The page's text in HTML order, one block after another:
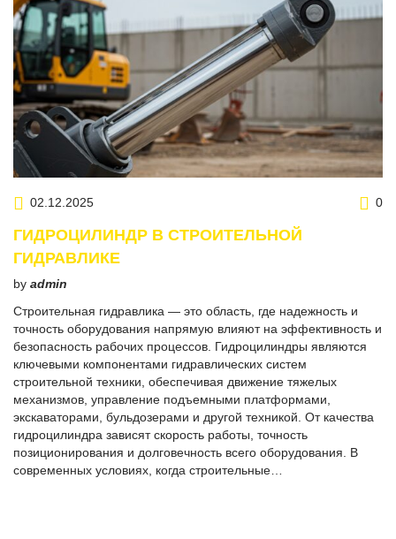
02.12.2025 0
ГИДРОЦИЛИНДР В СТРОИТЕЛЬНОЙ
ГИДРАВЛИКЕ
by admin
Строительная гидравлика — это область, где надежность и
точность оборудования напрямую влияют на эффективность и
безопасность рабочих процессов. Гидроцилиндры являются
ключевыми компонентами гидравлических систем
строительной техники, обеспечивая движение тяжелых
механизмов, управление подъемными платформами,
экскаваторами, бульдозерами и другой техникой. От качества
гидроцилиндра зависят скорость работы, точность
позиционирования и долговечность всего оборудования. В
современных условиях, когда строительные…